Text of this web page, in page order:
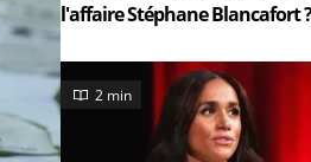
l'affaire Stéphane Blancafort ?
2 min